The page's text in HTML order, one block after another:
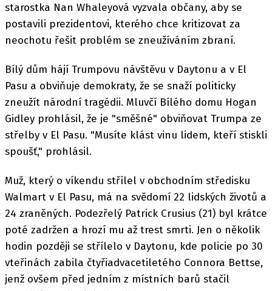
starostka Nan Whaleyová vyzvala občany, aby se
postavili prezidentovi, kterého chce kritizovat za
neochotu řešit problém se zneužíváním zbraní.
Bílý dům hájí Trumpovu návštěvu v Daytonu a v El
Pasu a obviňuje demokraty, že se snaží politicky
zneužít národní tragédii. Mluvčí Bílého domu Hogan
Gidley prohlásil, že je "směšné" obviňovat Trumpa ze
střelby v El Pasu. "Musíte klást vinu lidem, kteří stiskli
spoušť," prohlásil.
Muž, který o víkendu střílel v obchodním středisku
Walmart v El Pasu, má na svědomí 22 lidských životů a
24 zraněných. Podezřelý Patrick Crusius (21) byl krátce
poté zadržen a hrozí mu až trest smrti. Jen o několik
hodin později se střílelo v Daytonu, kde policie po 30
vteřinách zabila čtyřiadvacetiletého Connora Bettse,
jenž ovšem před jedním z místních barů stačil